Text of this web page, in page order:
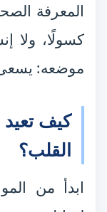
المعرفة
كسولًا، ولا
موضعه: يسعى
كيف تعيد
القلب؟
ابدأ من